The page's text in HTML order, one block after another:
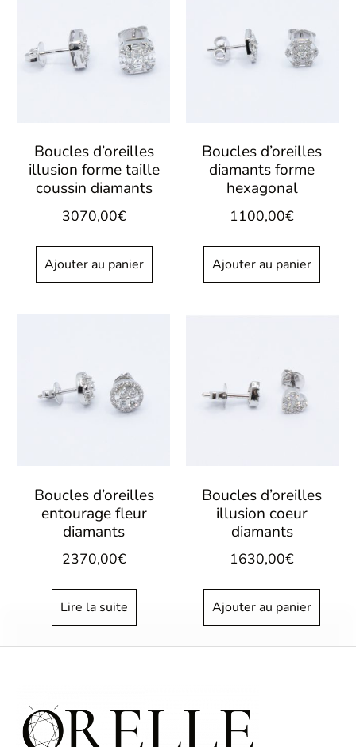
Boucles d’oreilles
illusion forme taille
coussin diamants
3070,00€
Ajouter au panier
Boucles d’oreilles
diamants forme
hexagonal
1100,00€
Ajouter au panier
Boucles d’oreilles
entourage fleur
diamants
2370,00€
Lire la suite
Boucles d’oreilles
illusion coeur
diamants
1630,00€
Ajouter au panier